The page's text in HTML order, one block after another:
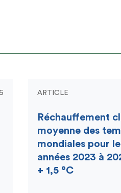
ARTICLE
Réchauffement
moyenne des
mondiales pour
années 2023 à
+ 1,5 °C